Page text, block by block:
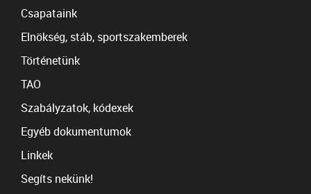
Csapataink
Elnökség, stáb, sportszakemberek
Történetünk
TAO
Szabályzatok, kódexek
Egyéb dokumentumok
Linkek
Segíts nekünk!